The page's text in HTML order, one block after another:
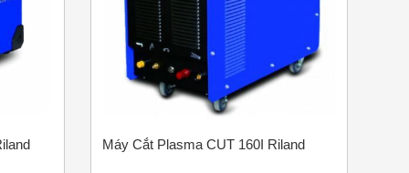
Máy Cắt Plasma CUT 160I Riland